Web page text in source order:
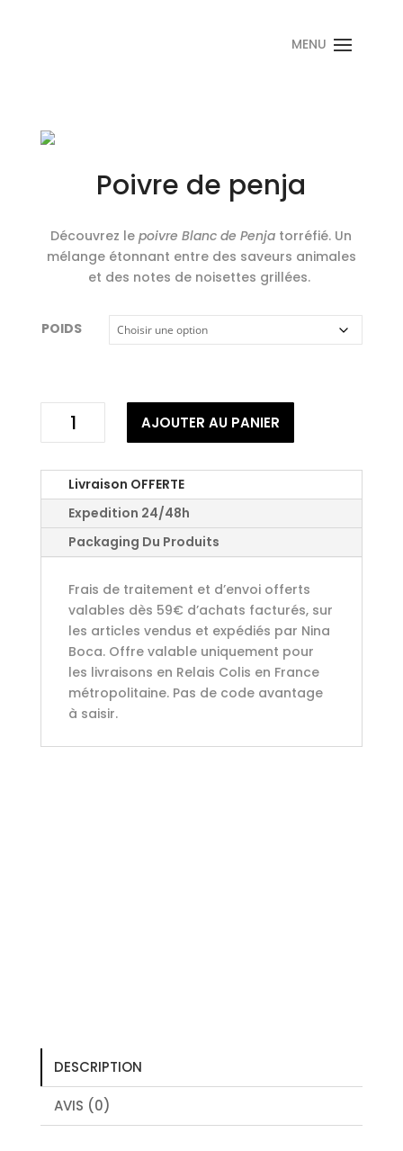
Poivre de penja
Découvrez lepoivre Blanc de Penja torréfié. Un
mélange étonnant entre des saveurs animales
et des notes de noisettes grillées.
POIDS
quantité
de
penja
AJOUTER AU PANIER
Livraison OFFERTE
Expedition 24/48h
Packaging Du Produits
Frais de traitement et d’envoi offerts
valables dès 59€ d’achats facturés, sur
les articles vendus et expédiés par Nina
Boca. Offre valable uniquement pour
les livraisons en Relais Colis en France
métropolitaine. Pas de code avantage
à saisir.
DESCRIPTION
AVIS (0)